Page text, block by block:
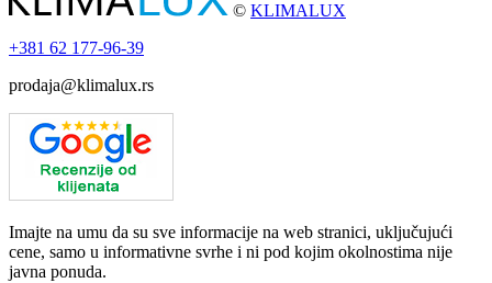
© KLIMALUX
+381 62 177-96-39
prodaja@klimalux.rs
Imajte na umu da su sve informacije na web stranici, uključujući
cene, samo u informativne svrhe i ni pod kojim okolnostima nije
javna ponuda.